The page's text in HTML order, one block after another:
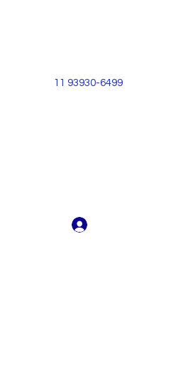
11 93930-6499